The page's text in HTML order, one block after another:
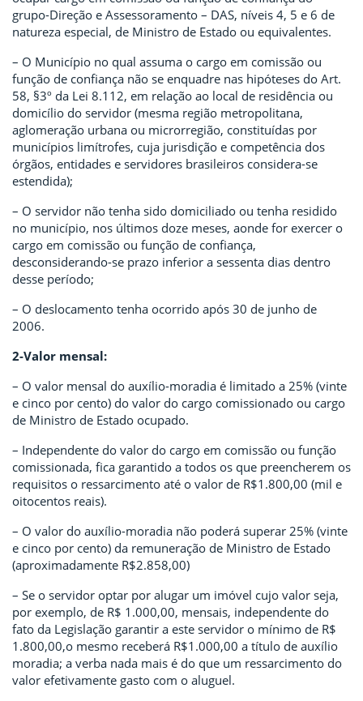
grupo-Direção e Assessoramento – DAS, níveis 4, 5 e 6 de
natureza especial, de Ministro de Estado ou equivalentes.
– O Município no qual assuma o cargo em comissão ou
função de confiança não se enquadre nas hipóteses do Art.
58, §3º da Lei 8.112, em relação ao local de residência ou
domicílio do servidor (mesma região metropolitana,
aglomeração urbana ou microrregião, constituídas por
municípios limítrofes, cuja jurisdição e competência dos
órgãos, entidades e servidores brasileiros considera-se
estendida);
– O servidor não tenha sido domiciliado ou tenha residido
no município, nos últimos doze meses, aonde for exercer o
cargo em comissão ou função de confiança,
desconsiderando-se prazo inferior a sessenta dias dentro
desse período;
– O deslocamento tenha ocorrido após 30 de junho de
2006.
2-Valor mensal:
– O valor mensal do auxílio-moradia é limitado a 25% (vinte
e cinco por cento) do valor do cargo comissionado ou cargo
de Ministro de Estado ocupado.
– Independente do valor do cargo em comissão ou função
comissionada, fica garantido a todos os que preencherem os
requisitos o ressarcimento até o valor de R$1.800,00 (mil e
oitocentos reais).
– O valor do auxílio-moradia não poderá superar 25% (vinte
e cinco por cento) da remuneração de Ministro de Estado
(aproximadamente R$2.858,00)
– Se o servidor optar por alugar um imóvel cujo valor seja,
por exemplo, de R$ 1.000,00, mensais, independente do
fato da Legislação garantir a este servidor o mínimo de R$
1.800,00,o mesmo receberá R$1.000,00 a título de auxílio
moradia; a verba nada mais é do que um ressarcimento do
valor efetivamente gasto com o aluguel.